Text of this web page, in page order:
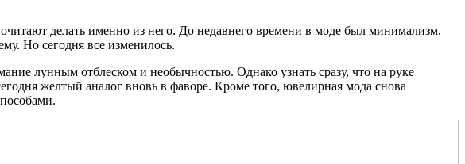
делать именно из него. До недавнего времени в моде был минимализм,
Но сегодня все изменилось.
лунным отблеском и необычностью. Однако узнать сразу, что на руке
желтый аналог вновь в фаворе. Кроме того, ювелирная мода снова